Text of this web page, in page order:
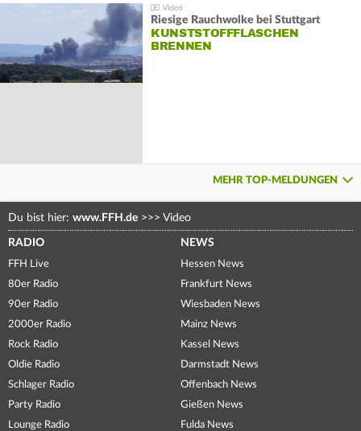
Riesige Rauchwolke bei Stuttgart
KUNSTSTOFFFLASCHEN
BRENNEN
MEHR TOP-MELDUNGEN
Du bist hier: www.FFH.de >>> Video
RADIO
FFH Live
80er Radio
90er Radio
2000er Radio
Rock Radio
Oldie Radio
Schlager Radio
Party Radio
Lounge Radio
NEWS
Hessen News
Frankfurt News
Wiesbaden News
Mainz News
Kassel News
Darmstadt News
Offenbach News
Gießen News
Fulda News